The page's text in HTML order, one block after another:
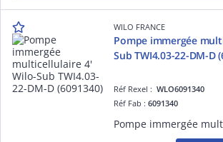
WILO FRANCE
Pompe immergée
Sub TWI4.03-22-DM-D
Réf Rexel :WLO6091340
Réf Fab :6091340